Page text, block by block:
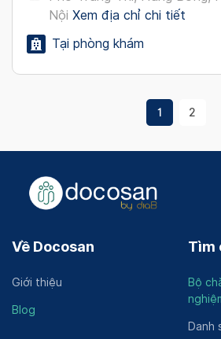
Nội Xem địa chỉ chi tiết
Tại phòng khám
1 2
Về Docosan
Giới thiệu
Blog
Tìm
Bộ
Danh